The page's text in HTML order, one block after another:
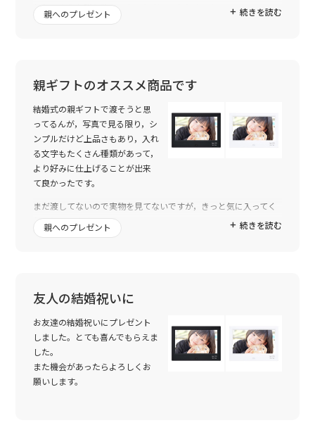
伝わるような贈り物をしたいと考えておりました。
私は約10年ほど前にトゥーユーを利用したことを思い出し今回も
USBに入れて義母に渡しました。とても喜んでおりました。
コロナ禍で入院中あまり面会が許可されていないのでデジタルフ
ォトフレームが少しでも義母の心の支えになったらいいなと思い
ます。
商品に名前やメッセージ、日付けなど入れていただけるので生ま
れた赤ちゃんのグッズも今後、購入を考えております。
この度は大変お世話になりました。今後ともよろしくお願いいた
します。
続きを読む
親へのプレゼント
親ギフトのオススメ商品です
結婚式の親ギフトで渡そうと思
ってるんが，写真で見る限り，シ
ンプルだけど上品さもあり，入れ
る文字もたくさん種類があって，
より好みに仕上げることが出来
て良かったです。
まだ渡してないので実物を見てないですが，きっと気に入ってく
れると思います。
続きを読む
親へのプレゼント
友人の結婚祝いに
お友達の結婚祝いにプレゼント
しました。とても喜んでもらえま
した。
また機会があったらよろしくお
願いします。